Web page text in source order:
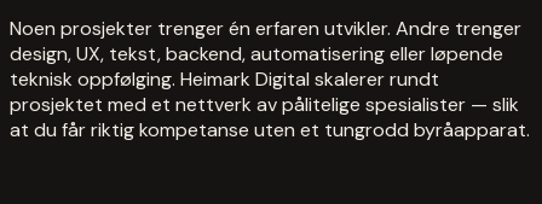
Noen prosjekter trenger én erfaren utvikler. Andre trenger
design, UX, tekst, backend, automatisering eller løpende
teknisk oppfølging. Heimark Digital skalerer rundt
prosjektet med et nettverk av pålitelige spesialister — slik
at du får riktig kompetanse uten et tungrodd byråapparat.